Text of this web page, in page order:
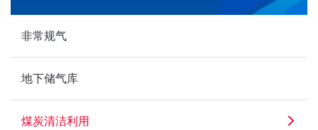
非常规气
地下储气库
煤炭清洁利用